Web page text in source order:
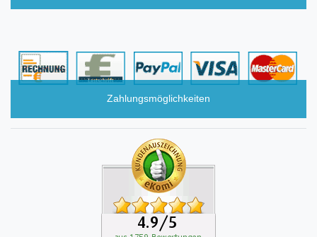
Zahlungsmöglichkeiten